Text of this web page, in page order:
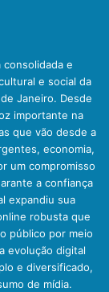
e
e social da
Janeiro. Desde
importante na
que vão desde a
economia,
um compromisso
a confiança
expandiu sua
robusta que
público por meio
evolução digital
e diversificado,
de mídia.